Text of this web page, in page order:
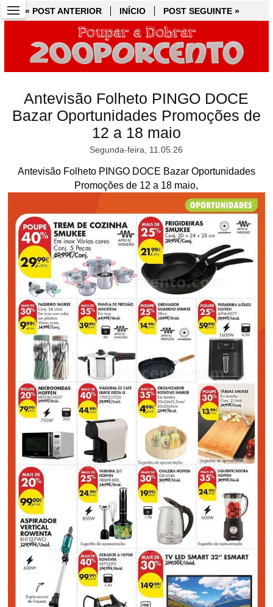
« POST ANTERIOR INÍCIO POST SEGUINTE »
Antevisão Folheto PINGO DOCE
Bazar Oportunidades Promoções de
12 a 18 maio
Segunda-feira, 11.05.26
Antevisão Folheto PINGO DOCE Bazar Oportunidades
Promoções de 12 a 18 maio,
« POST ANTERIOR INÍCIO POST SEGUINTE »